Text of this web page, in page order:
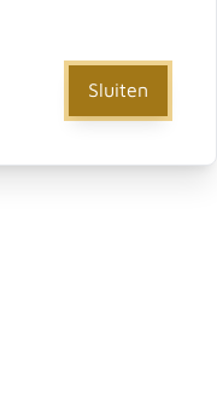
Sluiten
mm